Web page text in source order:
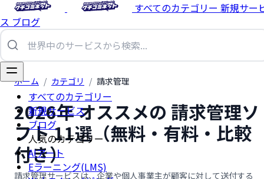
すべてのカテゴリー 新規サー
ス ブログ
すべてのカテゴリー
新規サービス
ブログ
人気のカテゴリー
AIアート
Eラーニング(LMS)
ホーム / カテゴリ / 請求管理
2026年 オススメの 請求管理ソ
フト 11選（無料・有料・比較
付き）
請求管理サービスは、企業や個人事業主が顧客に対して送付する